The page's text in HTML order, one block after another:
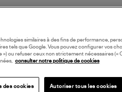
similaires à des fins de performance,
tels que Google. Vous pouvez configurer vos
») ou refuser ceux non strictement nécessaires («
consulter notre politique de cookies
des cookies Autoriser tous les cookies